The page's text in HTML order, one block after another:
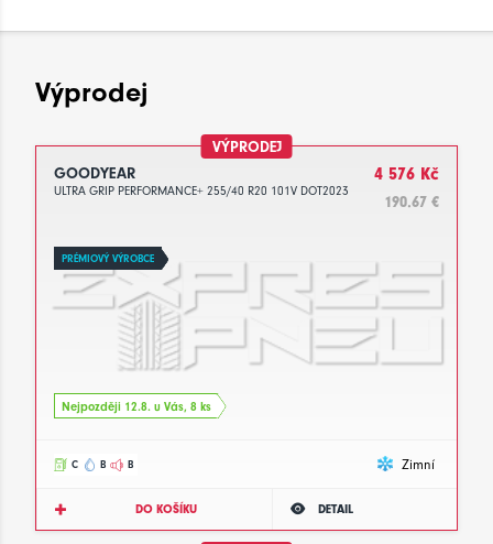
Výprodej
VÝPRODEJ
GOODYEAR
ULTRA GRIP PERFORMANCE+ 255/40 R20 101V DOT2023
4 576 Kč
190.67 €
PRÉMIOVÝ VÝROBCE
Nejpozději 12.8. u Vás, 8 ks
C B B Zimní
DO KOŠÍKU DETAIL